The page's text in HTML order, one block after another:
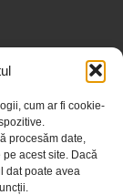
cum ar fi cookie-
procesăm date,
acest site. Dacă
dat poate avea